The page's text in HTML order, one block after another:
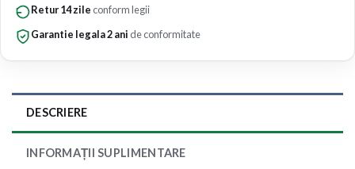
Retur 14 zile conform legii
Garantie legala 2 ani de conformitate
DESCRIERE
INFORMAȚII SUPLIMENTARE